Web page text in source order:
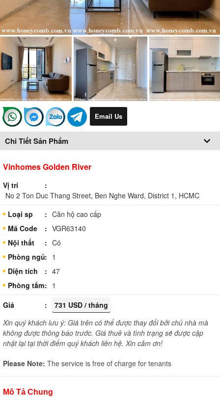
Email Us
Chi Tiết Sản Phẩm
Vinhomes Golden River
Vị trí
No 2 Ton Duc Thang Street, Ben Nghe Ward, District 1, HCMC
Loại sp
Căn hộ cao cấp
Mã Code
VGR63140
Nội thất
Có
Phòng ngủ
1
Diện tích
47
Phòng tắm
1
Giá
731 USD / tháng
Xin quý khách lưu ý: Giá trên có thể được thay đổi bởi chủ nhà mà
không được thông báo trước. Giá thuê và tình trạng sẽ được cập
nhật lại tại thời điểm quý khách liên hệ. Xin cảm ơn!
Please Note: The service is free of charge for tenants
Mô Tả Chung